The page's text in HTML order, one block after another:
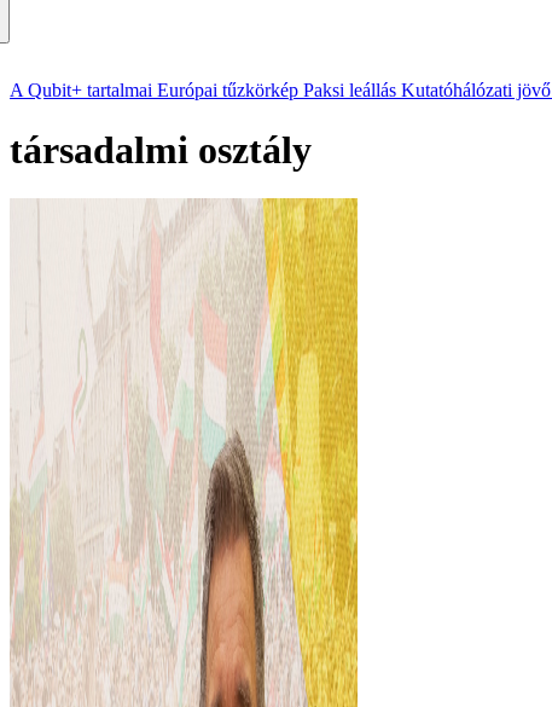
A Qubit+ tartalmai Európai tűzkörkép Paksi leállás Kutatóhálózati jövő
társadalmi osztály